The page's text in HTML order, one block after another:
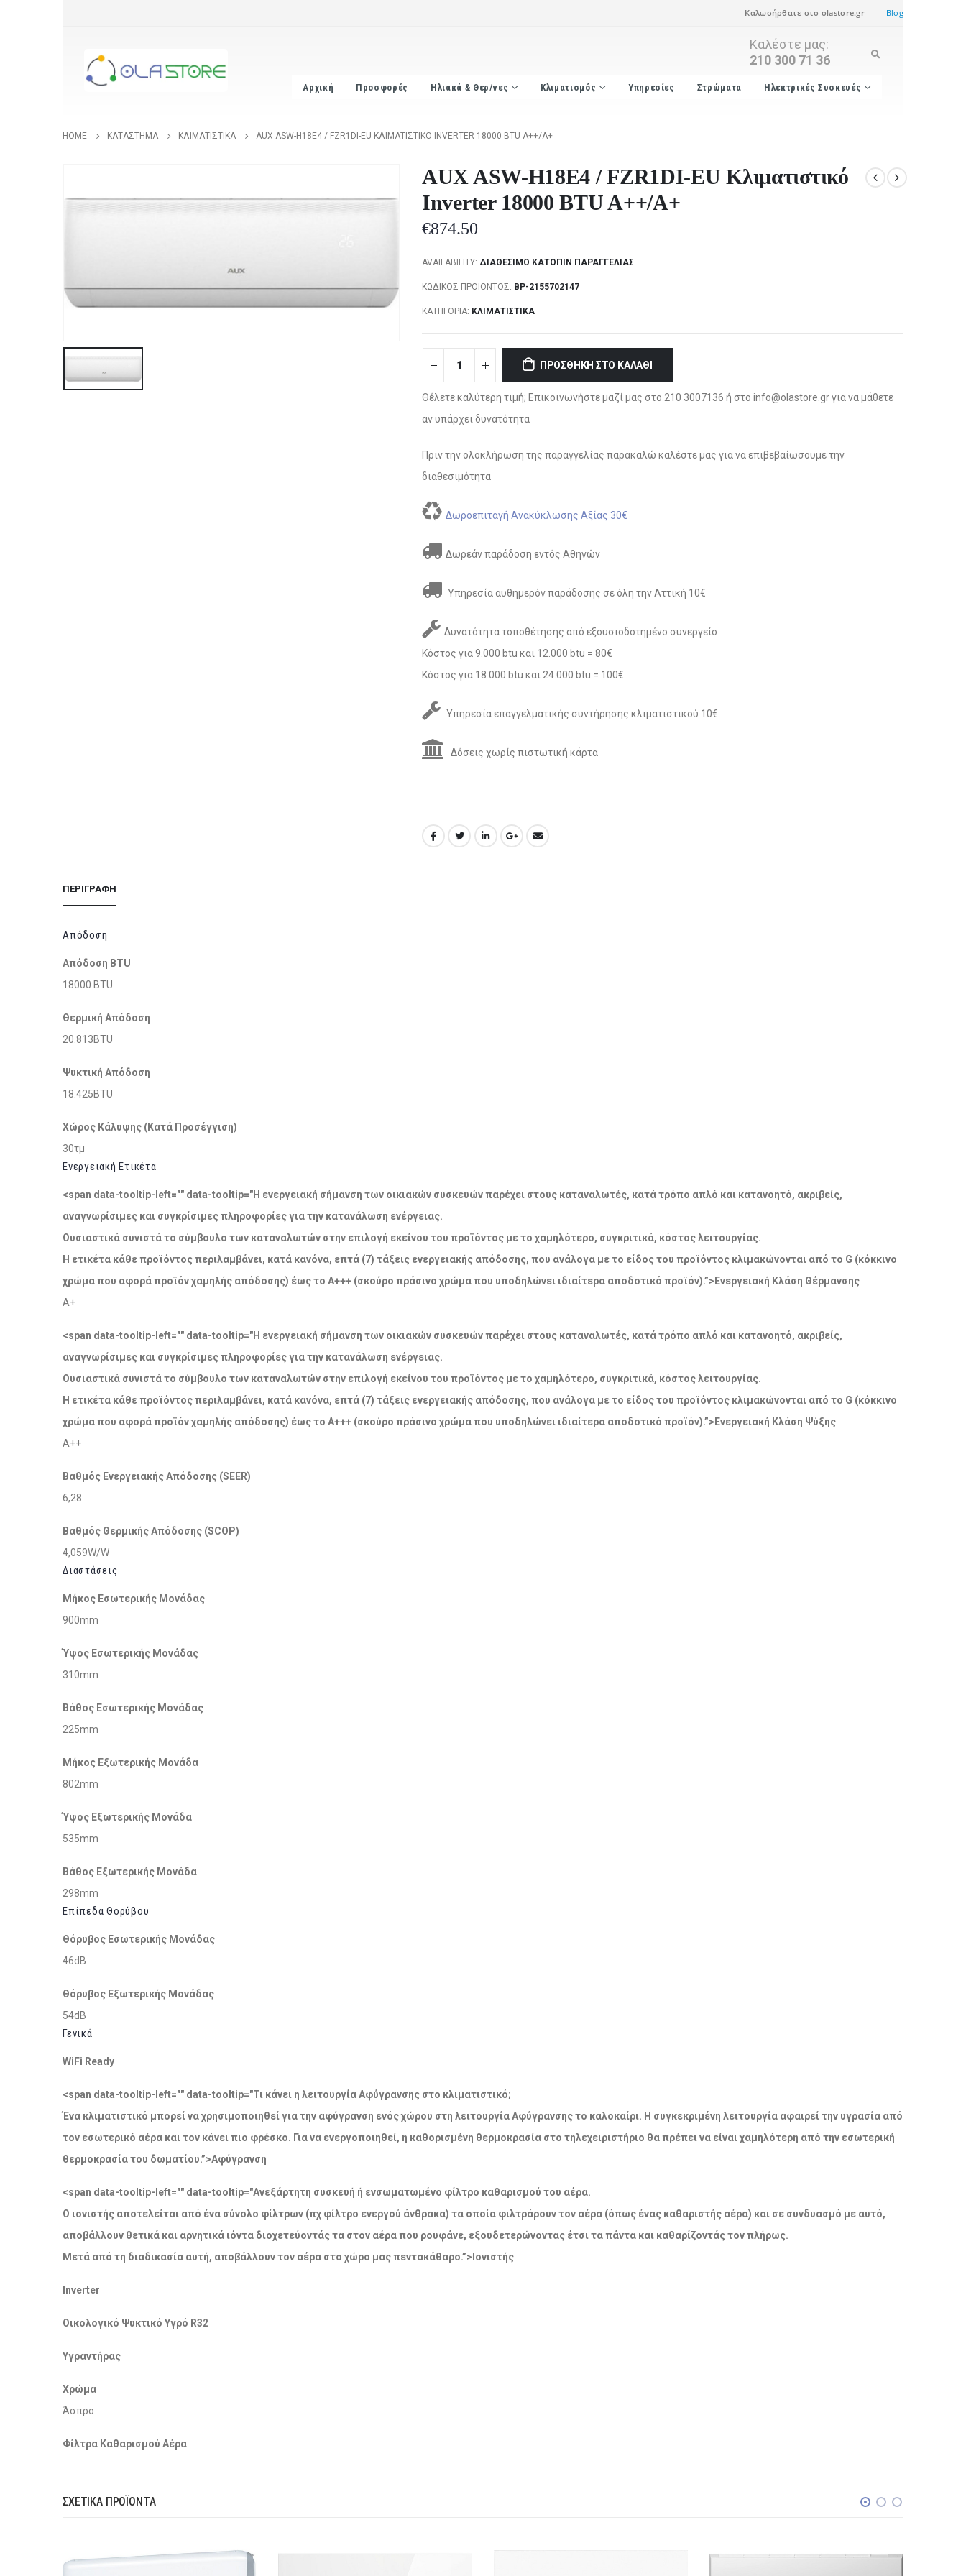
Καλωσήρθατε στο olastore.gr Blog
Καλέστε μας:
210 300 71 36
Αρχική Προσφορές Ηλιακά & Θερ/νες Κλιματισμός Υπηρεσίες Στρώματα Ηλεκτρικές Συσκευές
HOME ΚΑΤΆΣΤΗΜΑ ΚΛΙΜΑΤΙΣΤΙΚΆ AUX ASW-H18E4 / FZR1DI-EU ΚΛΙΜΑΤΙΣΤΙΚΌ INVERTER 18000 BTU A++/A+
AUX ASW-H18E4 / FZR1DI-EU Κλιματιστικό
Inverter 18000 BTU A++/A+
€874.50
AVAILABILITY: ΔΙΑΘΈΣΙΜΟ ΚΑΤΌΠΙΝ ΠΑΡΑΓΓΕΛΊΑΣ
ΚΩΔΙΚΌΣ ΠΡΟΪΌΝΤΟΣ: BP-2155702147
ΚΑΤΗΓΟΡΊΑ: ΚΛΙΜΑΤΙΣΤΙΚΆ
ΠΡΟΣΘΉΚΗ ΣΤΟ ΚΑΛΆΘΙ
Θέλετε καλύτερη τιμή; Επικοινωνήστε μαζί μας στο 210 3007136 ή στο info@olastore.gr για να μάθετε
αν υπάρχει δυνατότητα
Πριν την ολοκλήρωση της παραγγελίας παρακαλώ καλέστε μας για να επιβεβαίωσουμε την
διαθεσιμότητα
Δωροεπιταγή Ανακύκλωσης Αξίας 30€
Δωρεάν παράδοση εντός Αθηνών
Υπηρεσία αυθημερόν παράδοσης σε όλη την Αττική 10€
Δυνατότητα τοποθέτησης από εξουσιοδοτημένο συνεργείο
Κόστος για 9.000 btu και 12.000 btu = 80€
Κόστος για 18.000 btu και 24.000 btu = 100€
Υπηρεσία επαγγελματικής συντήρησης κλιματιστικού 10€
Δόσεις χωρίς πιστωτική κάρτα
ΠΕΡΙΓΡΑΦΉ
Απόδοση
Απόδοση BTU
18000 BTU
Θερμική Απόδοση
20.813BTU
Ψυκτική Απόδοση
18.425BTU
Χώρος Κάλυψης (Κατά Προσέγγιση)
30τμ
Ενεργειακή Ετικέτα
<span data-tooltip-left="" data-tooltip="Η ενεργειακή σήμανση των οικιακών συσκευών παρέχει στους καταναλωτές, κατά τρόπο απλό και κατανοητό, ακριβείς,
αναγνωρίσιμες και συγκρίσιμες πληροφορίες για την κατανάλωση ενέργειας.
Ουσιαστικά συνιστά το σύμβουλο των καταναλωτών στην επιλογή εκείνου του προϊόντος με το χαμηλότερο, συγκριτικά, κόστος λειτουργίας.
Η ετικέτα κάθε προϊόντος περιλαμβάνει, κατά κανόνα, επτά (7) τάξεις ενεργειακής απόδοσης, που ανάλογα με το είδος του προϊόντος κλιμακώνονται από το G (κόκκινο
χρώμα που αφορά προϊόν χαμηλής απόδοσης) έως το Α+++ (σκούρο πράσινο χρώμα που υποδηλώνει ιδιαίτερα αποδοτικό προϊόν).”>Ενεργειακή Κλάση Θέρμανσης
A+
<span data-tooltip-left="" data-tooltip="Η ενεργειακή σήμανση των οικιακών συσκευών παρέχει στους καταναλωτές, κατά τρόπο απλό και κατανοητό, ακριβείς,
αναγνωρίσιμες και συγκρίσιμες πληροφορίες για την κατανάλωση ενέργειας.
Ουσιαστικά συνιστά το σύμβουλο των καταναλωτών στην επιλογή εκείνου του προϊόντος με το χαμηλότερο, συγκριτικά, κόστος λειτουργίας.
Η ετικέτα κάθε προϊόντος περιλαμβάνει, κατά κανόνα, επτά (7) τάξεις ενεργειακής απόδοσης, που ανάλογα με το είδος του προϊόντος κλιμακώνονται από το G (κόκκινο
χρώμα που αφορά προϊόν χαμηλής απόδοσης) έως το Α+++ (σκούρο πράσινο χρώμα που υποδηλώνει ιδιαίτερα αποδοτικό προϊόν).”>Ενεργειακή Κλάση Ψύξης
A++
Βαθμός Ενεργειακής Απόδοσης (SEER)
6,28
Βαθμός Θερμικής Απόδοσης (SCOP)
4,059W/W
Διαστάσεις
Μήκος Εσωτερικής Μονάδας
900mm
Ύψος Εσωτερικής Μονάδας
310mm
Βάθος Εσωτερικής Μονάδας
225mm
Μήκος Εξωτερικής Μονάδα
802mm
Ύψος Εξωτερικής Μονάδα
535mm
Βάθος Εξωτερικής Μονάδα
298mm
Επίπεδα Θορύβου
Θόρυβος Εσωτερικής Μονάδας
46dB
Θόρυβος Εξωτερικής Μονάδας
54dB
Γενικά
WiFi Ready
<span data-tooltip-left="" data-tooltip="Τι κάνει η λειτουργία Αφύγρανσης στο κλιματιστικό;
Ένα κλιματιστικό μπορεί να χρησιμοποιηθεί για την αφύγρανση ενός χώρου στη λειτουργία Αφύγρανσης το καλοκαίρι. Η συγκεκριμένη λειτουργία αφαιρεί την υγρασία από
τον εσωτερικό αέρα και τον κάνει πιο φρέσκο. Για να ενεργοποιηθεί, η καθορισμένη θερμοκρασία στο τηλεχειριστήριο θα πρέπει να είναι χαμηλότερη από την εσωτερική
θερμοκρασία του δωματίου.”>Αφύγρανση
<span data-tooltip-left="" data-tooltip="Ανεξάρτητη συσκευή ή ενσωματωμένο φίλτρο καθαρισμού του αέρα.
Ο ιονιστής αποτελείται από ένα σύνολο φίλτρων (πχ φίλτρο ενεργού άνθρακα) τα οποία φιλτράρουν τον αέρα (όπως ένας καθαριστής αέρα) και σε συνδυασμό με αυτό,
αποβάλλουν θετικά και αρνητικά ιόντα διοχετεύοντάς τα στον αέρα που ρουφάνε, εξουδετερώνοντας έτσι τα πάντα και καθαρίζοντάς τον πλήρως.
Μετά από τη διαδικασία αυτή, αποβάλλουν τον αέρα στο χώρο μας πεντακάθαρο.”>Ιονιστής
Inverter
Οικολογικό Ψυκτικό Υγρό R32
Υγραντήρας
Χρώμα
Άσπρο
Φίλτρα Καθαρισμού Αέρα
ΣΧΕΤΙΚΆ ΠΡΟΪΌΝΤΑ